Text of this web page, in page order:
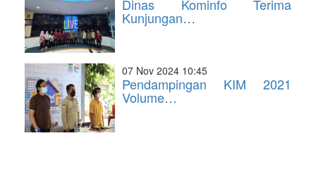
Dinas Kominfo Terima
Kunjungan…
07 Nov 2024 10:45
Pendampingan KIM 2021
Volume…